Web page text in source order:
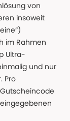
von
insoweit
im Rahmen
Ultra-
und nur
Pro